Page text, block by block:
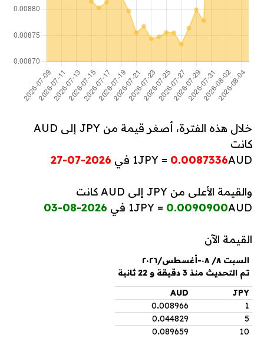
خلال هذه الفترة، أصغر قيمة من JPY إلى AUD
كانت
1JPY = 0.0087336AUD في 2026-07-27
والقيمة الأعلى من JPY إلى AUD كانت
1JPY = 0.0090900AUD في 2026-08-03
القيمة الآن
السبت ٨/ ٠٨-أغسطس/٢٠٢٦
تم التحديث منذ 3 دقيقة و 22 ثانية
JPY
AUD
1
0.008966
5
0.044829
10
0.089659